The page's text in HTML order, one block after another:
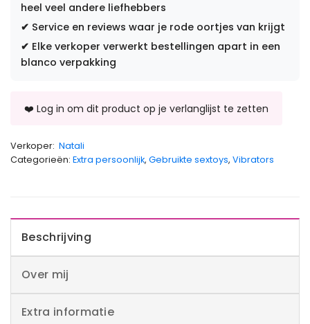
heel veel andere liefhebbers
✔ Service en reviews waar je rode oortjes van krijgt
✔ Elke verkoper verwerkt bestellingen apart in een
blanco verpakking
Verkoper: Natali
Categorieën: Extra persoonlijk, Gebruikte sextoys, Vibrators
Beschrijving
Over mij
Extra informatie